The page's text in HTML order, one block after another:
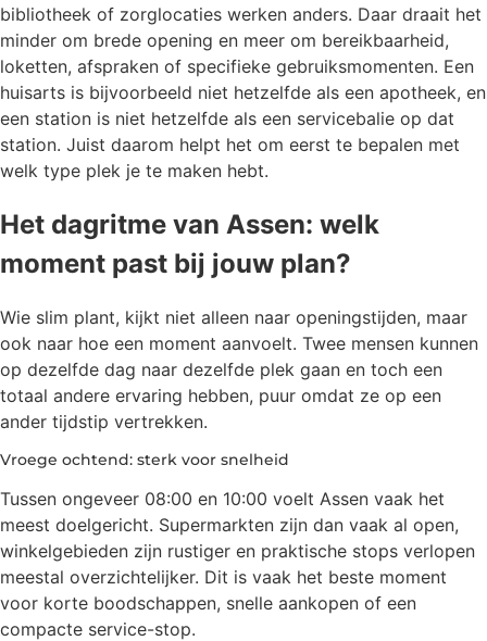
bibliotheek of zorglocaties werken anders. Daar draait het
minder om brede opening en meer om bereikbaarheid,
loketten, afspraken of specifieke gebruiksmomenten. Een
huisarts is bijvoorbeeld niet hetzelfde als een apotheek, en
een station is niet hetzelfde als een servicebalie op dat
station. Juist daarom helpt het om eerst te bepalen met
welk type plek je te maken hebt.
Het dagritme van Assen: welk
moment past bij jouw plan?
Wie slim plant, kijkt niet alleen naar openingstijden, maar
ook naar hoe een moment aanvoelt. Twee mensen kunnen
op dezelfde dag naar dezelfde plek gaan en toch een
totaal andere ervaring hebben, puur omdat ze op een
ander tijdstip vertrekken.
Vroege ochtend: sterk voor snelheid
Tussen ongeveer 08:00 en 10:00 voelt Assen vaak het
meest doelgericht. Supermarkten zijn dan vaak al open,
winkelgebieden zijn rustiger en praktische stops verlopen
meestal overzichtelijker. Dit is vaak het beste moment
voor korte boodschappen, snelle aankopen of een
compacte service-stop.